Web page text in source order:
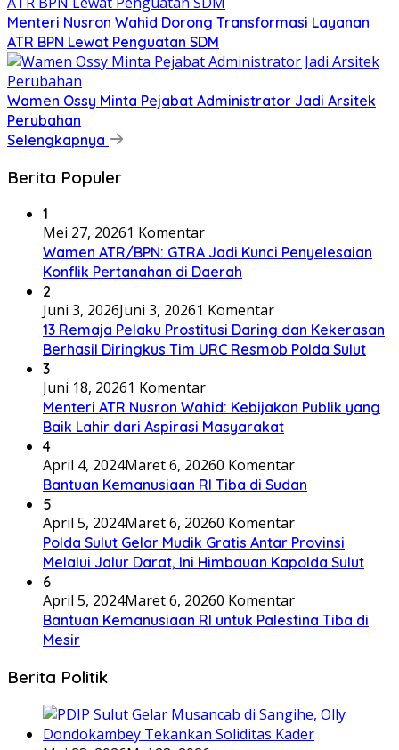
​Menteri Nusron Wahid Dorong Transformasi Layanan
ATR BPN Lewat Penguatan SDM
Wamen Ossy Minta Pejabat Administrator Jadi Arsitek
Perubahan
Selengkapnya
Berita Populer
1
Mei 27, 20261 Komentar
Wamen ATR/BPN: GTRA Jadi Kunci Penyelesaian
Konflik Pertanahan di Daerah
2
Juni 3, 2026Juni 3, 20261 Komentar
13 Remaja Pelaku Prostitusi Daring dan Kekerasan
Berhasil Diringkus Tim URC Resmob Polda Sulut
3
Juni 18, 20261 Komentar
Menteri ATR Nusron Wahid: Kebijakan Publik yang
Baik Lahir dari Aspirasi Masyarakat
4
April 4, 2024Maret 6, 20260 Komentar
Bantuan Kemanusiaan RI Tiba di Sudan
5
April 5, 2024Maret 6, 20260 Komentar
Polda Sulut Gelar Mudik Gratis Antar Provinsi
Melalui Jalur Darat, Ini Himbauan Kapolda Sulut
6
April 5, 2024Maret 6, 20260 Komentar
Bantuan Kemanusiaan RI untuk Palestina Tiba di
Mesir
Berita Politik